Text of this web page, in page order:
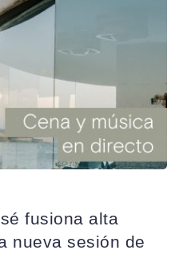
fusiona alta
nueva sesión de